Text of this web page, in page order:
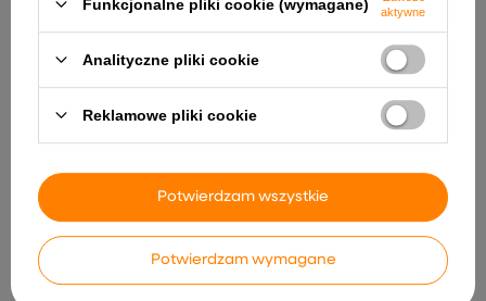
Ciężarówka Wywrotka
Huina Zdalnie Sterowana
RC Żółta 9-CH 1:18
133,45 zł
Wody Zmiana Koloru
Żywności Para Zielona 64 el.
223,09 zł
Funkcjonalne pliki cookie (wymagane)
aktywne
Analityczne pliki cookie
Reklamowe pliki cookie
Potwierdzam wymagane
Potwierdzam wszystkie